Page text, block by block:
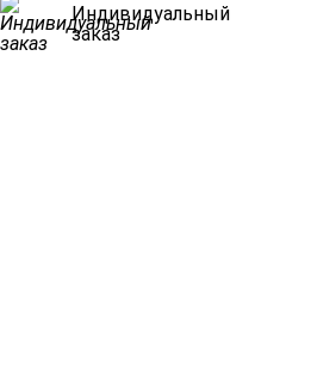
Индивидуальный
заказ